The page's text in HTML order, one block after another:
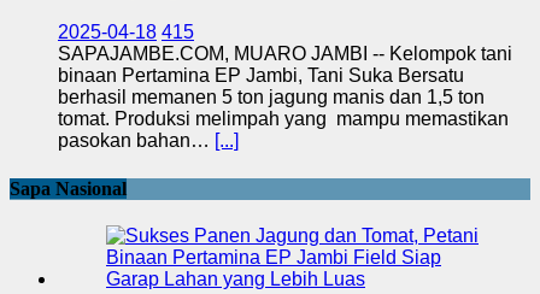
2025-04-18 415
SAPAJAMBE.COM, MUARO JAMBI -- Kelompok tani
binaan Pertamina EP Jambi, Tani Suka Bersatu
berhasil memanen 5 ton jagung manis dan 1,5 ton
tomat. Produksi melimpah yang mampu memastikan
pasokan bahan… [...]
Sapa Nasional